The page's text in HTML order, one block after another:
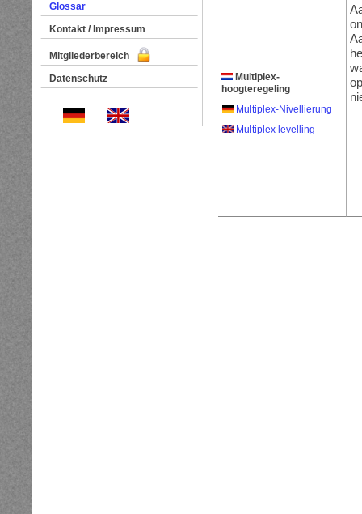
Glossar
Kontakt / Impressum
Mitgliederbereich
Datenschutz
Multiplex-
hoogteregeling
Multiplex-Nivellierung
Multiplex levelling